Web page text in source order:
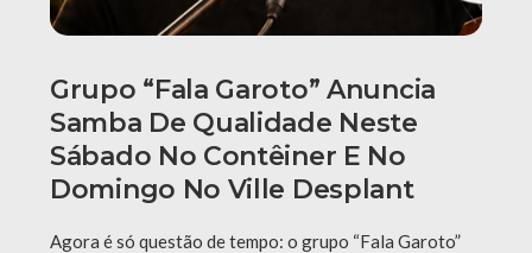
Grupo “Fala Garoto” Anuncia
Samba De Qualidade Neste
Sábado No Contêiner E No
Domingo No Ville Desplant
Agora é só questão de tempo: o grupo “Fala Garoto”